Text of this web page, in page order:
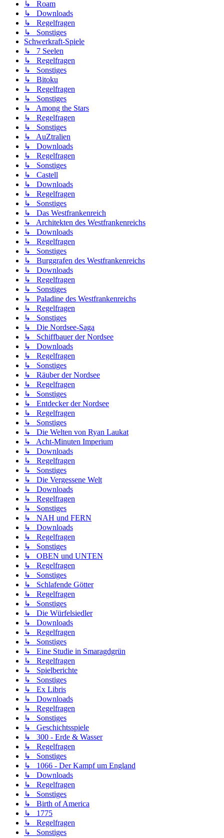
↳ Roam
↳ Downloads
↳ Regelfragen
↳ Sonstiges
Schwerkraft-Spiele
↳ 7 Seelen
↳ Regelfragen
↳ Sonstiges
↳ Bitoku
↳ Regelfragen
↳ Sonstiges
↳ Among the Stars
↳ Regelfragen
↳ Sonstiges
↳ AuZtralien
↳ Downloads
↳ Regelfragen
↳ Sonstiges
↳ Castell
↳ Downloads
↳ Regelfragen
↳ Sonstiges
↳ Das Westfrankenreich
↳ Architekten des Westfrankenreichs
↳ Downloads
↳ Regelfragen
↳ Sonstiges
↳ Burggrafen des Westfrankenreichs
↳ Downloads
↳ Regelfragen
↳ Sonstiges
↳ Paladine des Westfrankenreichs
↳ Regelfragen
↳ Sonstiges
↳ Die Nordsee-Saga
↳ Schiffbauer der Nordsee
↳ Downloads
↳ Regelfragen
↳ Sonstiges
↳ Räuber der Nordsee
↳ Regelfragen
↳ Sonstiges
↳ Entdecker der Nordsee
↳ Regelfragen
↳ Sonstiges
↳ Die Welten von Ryan Laukat
↳ Acht-Minuten Imperium
↳ Downloads
↳ Regelfragen
↳ Sonstiges
↳ Die Vergessene Welt
↳ Downloads
↳ Regelfragen
↳ Sonstiges
↳ NAH und FERN
↳ Downloads
↳ Regelfragen
↳ Sonstiges
↳ OBEN und UNTEN
↳ Regelfragen
↳ Sonstiges
↳ Schlafende Götter
↳ Regelfragen
↳ Sonstiges
↳ Die Würfelsiedler
↳ Downloads
↳ Regelfragen
↳ Sonstiges
↳ Eine Studie in Smaragdgrün
↳ Regelfragen
↳ Spielberichte
↳ Sonstiges
↳ Ex Libris
↳ Downloads
↳ Regelfragen
↳ Sonstiges
↳ Geschichtsspiele
↳ 300 - Erde & Wasser
↳ Regelfragen
↳ Sonstiges
↳ 1066 - Der Kampf um England
↳ Downloads
↳ Regelfragen
↳ Sonstiges
↳ Birth of America
↳ 1775
↳ Regelfragen
↳ Sonstiges